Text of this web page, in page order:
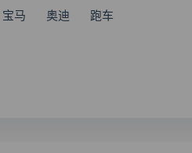
宝马 奥迪 跑车